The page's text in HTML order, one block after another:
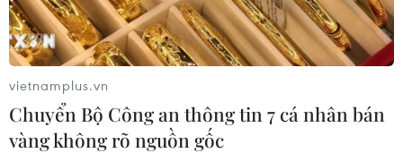
vietnamplus.vn
Chuyển Bộ Công an thông tin 7 cá nhân bán
vàng không rõ nguồn gốc